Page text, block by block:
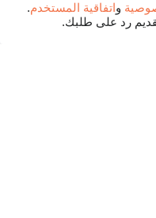
واتفاقية المستخدم.
رد على طلبك.